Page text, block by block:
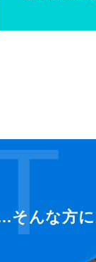
そんな方に